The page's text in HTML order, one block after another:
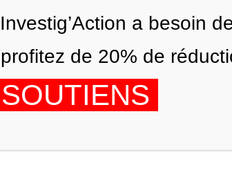
AGENDA
a besoin
de 20% de